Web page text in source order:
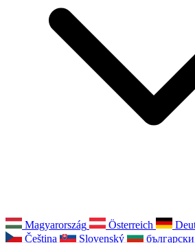
Magyarország Österreich
Čeština
Slovenský български